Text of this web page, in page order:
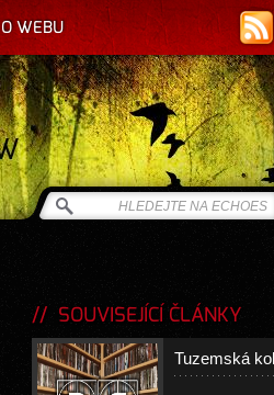
O WEBU
SOUVISEJÍCÍ ČLÁNKY